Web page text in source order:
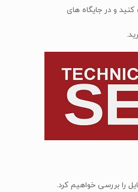
و در جایگاه های
را بررسی خواهیم کرد.